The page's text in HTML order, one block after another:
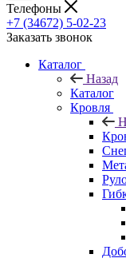
Телефоны
+7 (34672) 5-02-23
Заказать звонок
Каталог
Назад
Каталог
Кровля